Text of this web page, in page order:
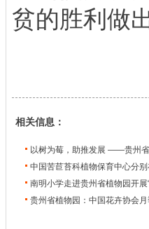
贫的胜利做
相关信息：
以树为莓，助推发展 ——贵州
中国苦苣苔科植物保育中心分
南明小学走进贵州省植物园开
贵州省植物园：中国花卉协会